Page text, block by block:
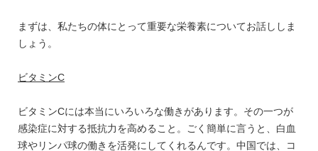
まずは、私たちの体にとって重要な栄養素についてお話ししま
しょう。
ビタミンC
ビタミンCには本当にいろいろな働きがあります。その一つが
感染症に対する抵抗力を高めること。ごく簡単に言うと、白血
球やリンパ球の働きを活発にしてくれるんです。中国では、コ